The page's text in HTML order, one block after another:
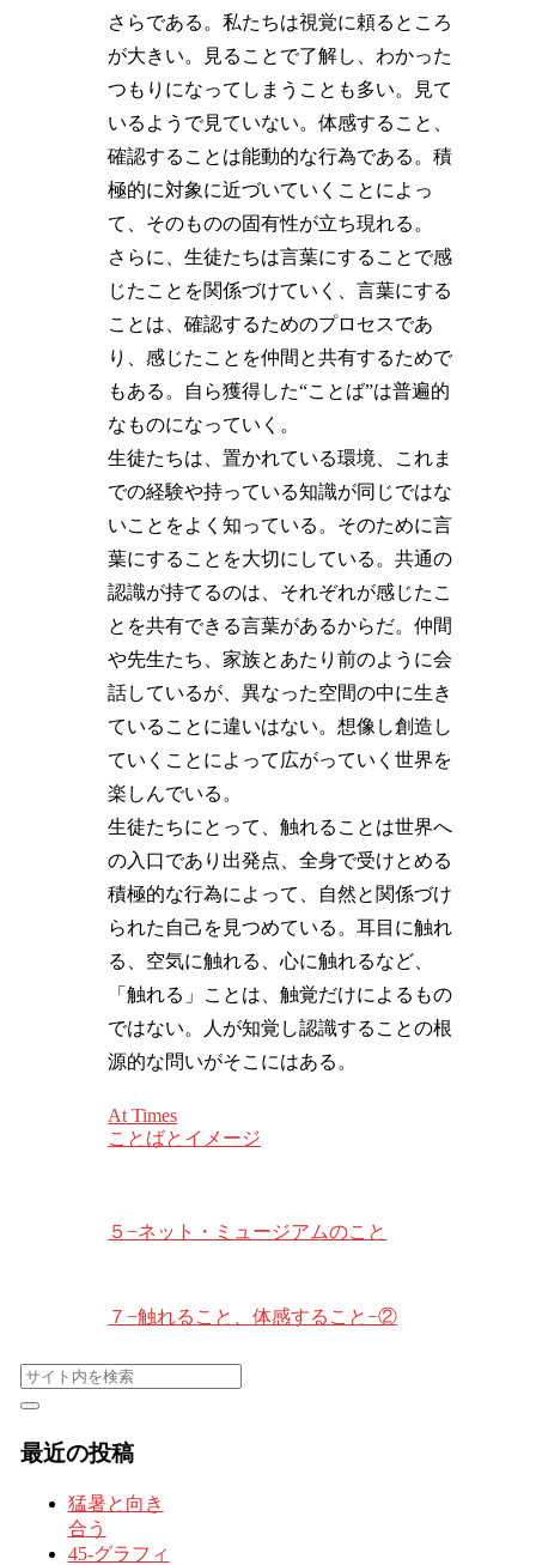
さらである。私たちは視覚に頼るところ
が大きい。見ることで了解し、わかった
つもりになってしまうことも多い。見て
いるようで見ていない。体感すること、
確認することは能動的な行為である。積
極的に対象に近づいていくことによっ
て、そのものの固有性が立ち現れる。
さらに、生徒たちは言葉にすることで感
じたことを関係づけていく、言葉にする
ことは、確認するためのプロセスであ
り、感じたことを仲間と共有するためで
もある。自ら獲得した“ことば”は普遍的
なものになっていく。
生徒たちは、置かれている環境、これま
での経験や持っている知識が同じではな
いことをよく知っている。そのために言
葉にすることを大切にしている。共通の
認識が持てるのは、それぞれが感じたこ
とを共有できる言葉があるからだ。仲間
や先生たち、家族とあたり前のように会
話しているが、異なった空間の中に生き
ていることに違いはない。想像し創造し
ていくことによって広がっていく世界を
楽しんでいる。
生徒たちにとって、触れることは世界へ
の入口であり出発点、全身で受けとめる
積極的な行為によって、自然と関係づけ
られた自己を見つめている。耳目に触れ
る、空気に触れる、心に触れるなど、
「触れる」ことは、触覚だけによるもの
ではない。人が知覚し認識することの根
源的な問いがそこにはある。
At Times
ことばとイメージ
５−ネット・ミュージアムのこと
７−触れること、体感すること−②
最近の投稿
猛暑と向き
合う
45-グラフィ